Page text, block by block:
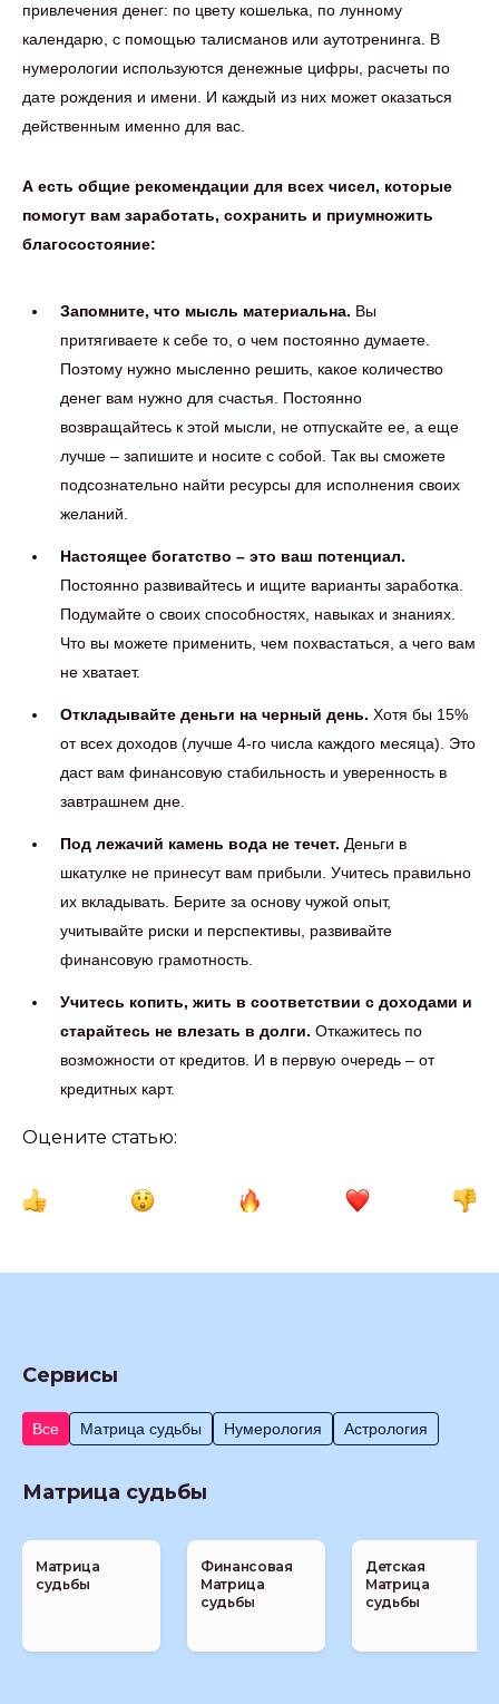
привлечения денег: по цвету кошелька, по лунному
календарю, с помощью талисманов или аутотренинга. В
нумерологии используются денежные цифры, расчеты по
дате рождения и имени. И каждый из них может оказаться
действенным именно для вас.
А есть общие рекомендации для всех чисел, которые
помогут вам заработать, сохранить и приумножить
благосостояние:
Запомните, что мысль материальна. Вы
притягиваете к себе то, о чем постоянно думаете.
Поэтому нужно мысленно решить, какое количество
денег вам нужно для счастья. Постоянно
возвращайтесь к этой мысли, не отпускайте ее, а еще
лучше – запишите и носите с собой. Так вы сможете
подсознательно найти ресурсы для исполнения своих
желаний.
Настоящее богатство – это ваш потенциал.
Постоянно развивайтесь и ищите варианты заработка.
Подумайте о своих способностях, навыках и знаниях.
Что вы можете применить, чем похвастаться, а чего вам
не хватает.
Откладывайте деньги на черный день. Хотя бы 15%
от всех доходов (лучше 4-го числа каждого месяца). Это
даст вам финансовую стабильность и уверенность в
завтрашнем дне.
Под лежачий камень вода не течет. Деньги в
шкатулке не принесут вам прибыли. Учитесь правильно
их вкладывать. Берите за основу чужой опыт,
учитывайте риски и перспективы, развивайте
финансовую грамотность.
Учитесь копить, жить в соответствии с доходами и
старайтесь не влезать в долги. Откажитесь по
возможности от кредитов. И в первую очередь – от
кредитных карт.
Оцените статью:
Сервисы
Все Матрица судьбы Нумерология Астрология
Матрица судьбы
Матрица
судьбы
Финансовая
Матрица
судьбы
Детская
Матрица
судьбы